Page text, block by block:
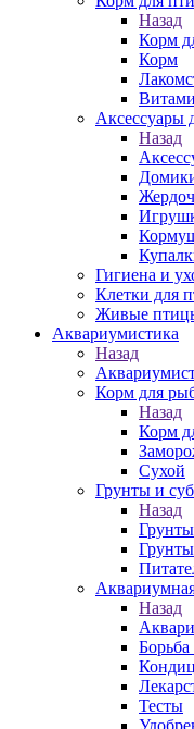
Назад
Корм
Корм
Аксессуары
Назад
Гигиена и
Клетки для
Живые
Аквариумистика
Назад
Корм для
Назад
Корм
Сухой
Грунты и
Назад
Грунты
Назад
Тесты